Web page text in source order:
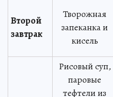
Второй
завтрак
Творожная
запеканка и
кисель
Рисовый суп,
паровые
тефтели из